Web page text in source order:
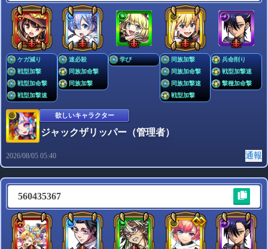
コネクトスキル(書)解放
未解放 解放済み
主要攻略コンテンツ 任意
求めているキャラクター
なんでもOK
コメント 任意
入力をリセットする
ケガ減り
戦型加撃
戦型加命撃
戦型加撃速
速必殺
同族加命撃
同族加撃
学び
同族加撃
同族加命撃
同族加撃速
戦型加撃
兵命削り
戦型加撃速
撃種加命撃
欲しいキャラクター
ジャックザリッパー（管理者）
2026/08/05 05:40 通報
560435367